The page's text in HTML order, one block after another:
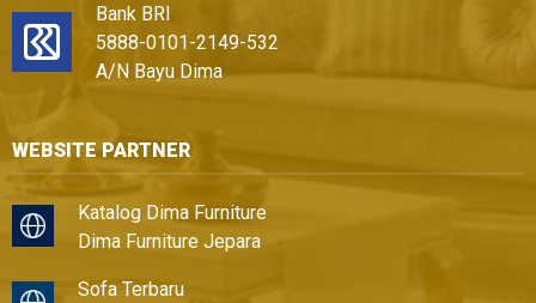
Bank BRI
5888-0101-2149-532
A/N Bayu Dima
WEBSITE PARTNER
Katalog Dima Furniture
Dima Furniture Jepara
Sofa Terbaru